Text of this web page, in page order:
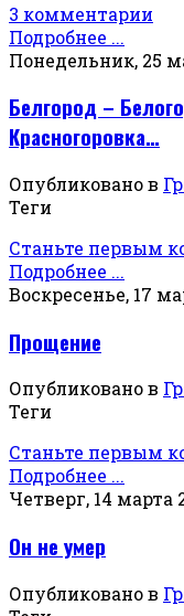
3 комментарии
Подробнее ...
Понедельник, 25
Белгород –
Красногоровка…
Опубликовано в
Теги
Станьте первым
Подробнее ...
Воскресенье, 17
Прощение
Опубликовано в
Теги
Станьте первым
Подробнее ...
Четверг, 14 марта
Он не умер
Опубликовано в